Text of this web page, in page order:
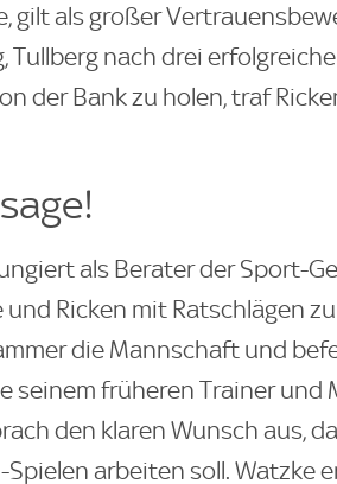
gilt als großer
Tullberg nach drei
der Bank zu holen, traf
als Berater der Sport-
Ricken mit Ratschlägen
die Mannschaft und
seinem früheren Trainer
den klaren Wunsch aus,
Spielen arbeiten soll. Watzke